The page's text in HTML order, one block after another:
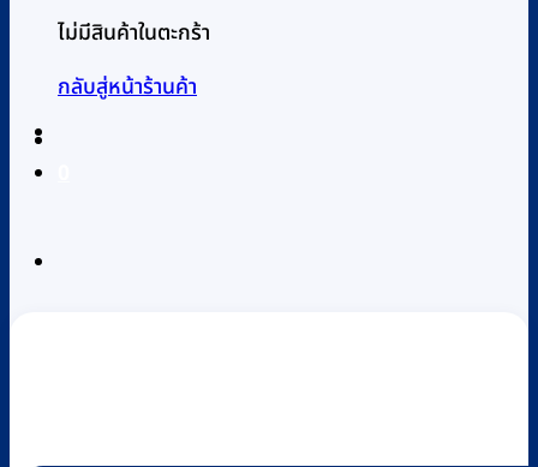
ไม่มีสินค้าในตะกร้า
กลับสู่หน้าร้านค้า